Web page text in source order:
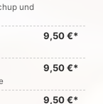
und
9,50 €*
9,50 €*
9,50 €*